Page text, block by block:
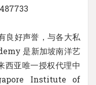
良好声誉，与各大私
是新加坡南洋艺
西亚唯一授权代理中
Institute of